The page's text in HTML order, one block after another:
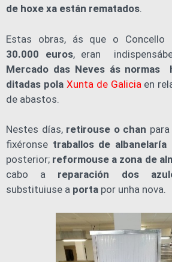
de hoxe xa están rematados.
Estas obras, ás que o Concello
30.000 euros, eran
Mercado das Neves ás normas
ditadas pola Xunta de Galicia en
de abastos.
Nestes días, retirouse o chan
fixéronse traballos de albanelaría
posterior; reformouse a zona de
cabo a reparación dos
substituiuse a porta por unha nova.